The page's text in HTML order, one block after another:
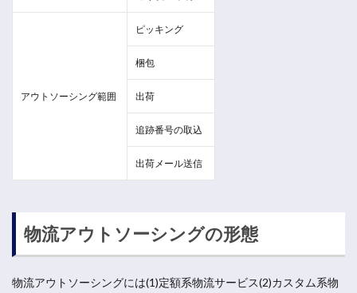
アウトソーシング範囲
ピッキング
梱包
出荷
追跡番号の取込
出荷メール送信
物流アウトソーシングの形態
物流アウトソーシングには(1)定額系物流サービス(2)カスタム系物